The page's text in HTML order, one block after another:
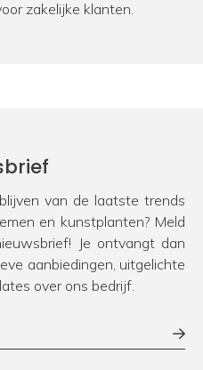
zakelijke klanten.
van de laatste trends
en kunstplanten? Meld
Je ontvangt dan
aanbiedingen, uitgelichte
over ons bedrijf.